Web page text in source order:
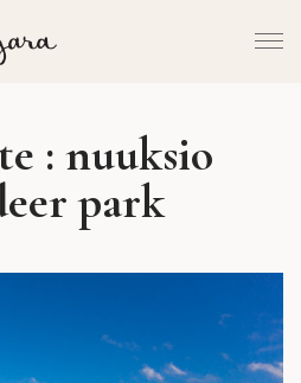
: nuuksio
park